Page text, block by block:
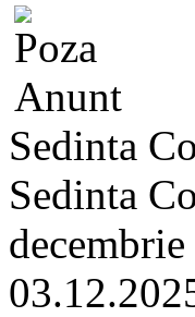
Sedinta
Sedinta